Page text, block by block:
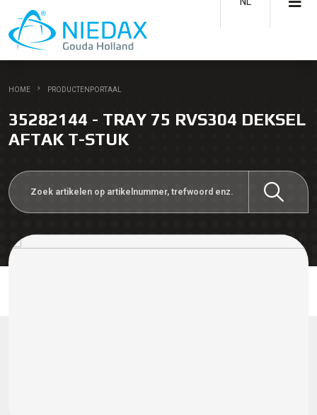
HOME PRODUCTENPORTAAL
35282144 - TRAY 75 RVS304 DEKSEL
AFTAK T-STUK